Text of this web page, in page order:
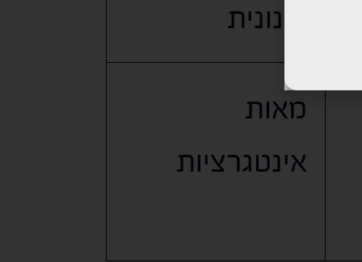
בינונית
מאות
אינטגרציות